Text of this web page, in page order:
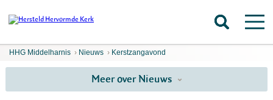
HHG Middelharnis › Nieuws › Kerstzangavond
Meer over Nieuws